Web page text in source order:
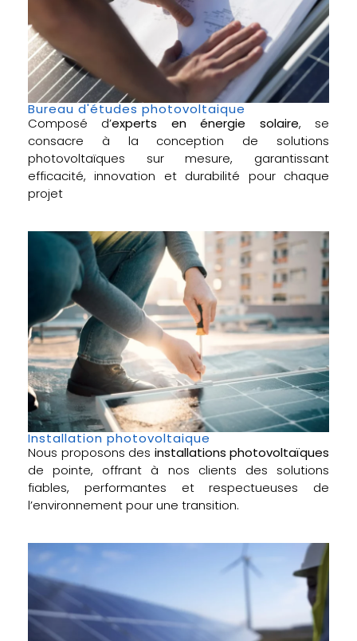
Bureau d'études photovoltaique
Composé d’experts en énergie solaire, se
consacre à la conception de solutions
photovoltaïques sur mesure, garantissant
efficacité, innovation et durabilité pour chaque
projet
Installation photovoltaique
Nous proposons des installations photovoltaïques
de pointe, offrant à nos clients des solutions
fiables, performantes et respectueuses de
l’environnement pour une transition.